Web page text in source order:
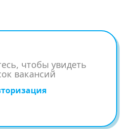
чтобы увидеть
вакансий